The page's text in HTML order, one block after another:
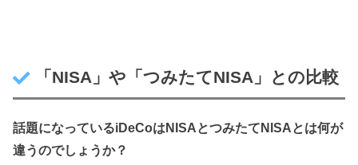
「NISA」や「つみたてNISA」との比較
話題になっているiDeCoは NISAとつみたてNISAとは何が
違うのでしょうか？